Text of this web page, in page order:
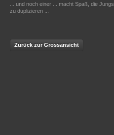
... und noch einer ... macht Spaß, die Jungs
zu duplizieren ...
Zurück zur Grossansicht